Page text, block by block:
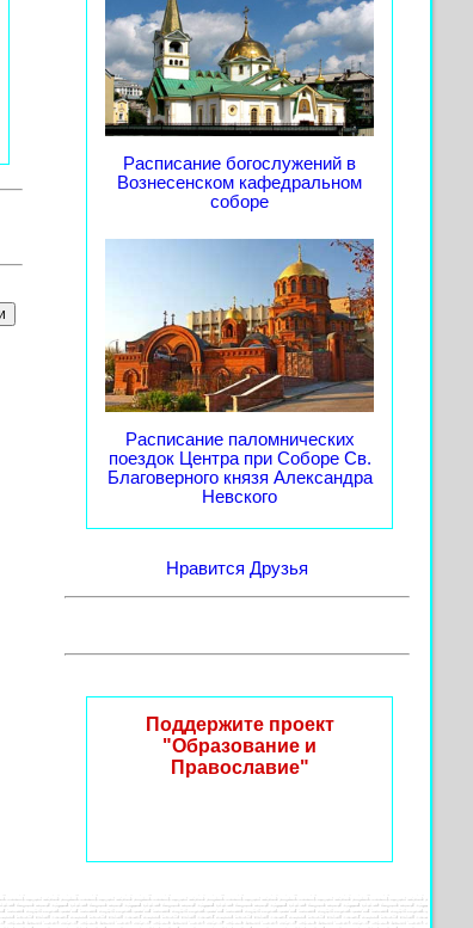
Расписание богослужений в
Вознесенском кафедральном
соборе
Расписание паломнических
поездок Центра при Соборе Св.
Благоверного князя Александра
Невского
Нравится Друзья
Поддержите проект
"Образование и
Православие"